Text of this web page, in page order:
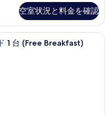
空室状況と料金を確認
ニバー、セーフティボックス (室
1 台 (Free Breakfast)